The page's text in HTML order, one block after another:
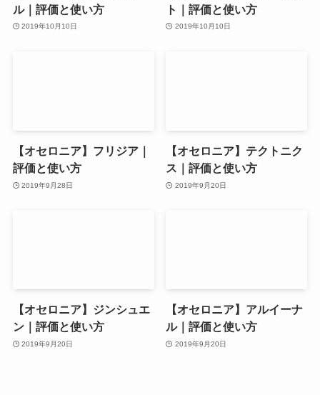
ル｜評価と使い方
2019年10月10日
ト｜評価と使い方
2019年10月10日
【オセロニア】フリジア｜
評価と使い方
2019年9月28日
【オセロニア】テクトニク
ス｜評価と使い方
2019年9月20日
【オセロニア】ジンシュエ
ン｜評価と使い方
2019年9月20日
【オセロニア】アルイーナ
ル｜評価と使い方
2019年9月20日